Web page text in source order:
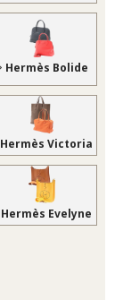
Hermès Bolide
Hermès Victoria
Hermès Evelyne